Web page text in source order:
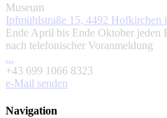
Museum
Ipfmühlstraße 15, 4492 Hofkirchen
Ende April bis Ende Oktober jeden
nach telefonischer Voranmeldung
...
+43 699 1066 8323
e-Mail senden
Navigation